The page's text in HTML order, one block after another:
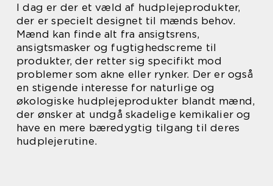
I dag er der et væld af hudplejeprodukter,
der er specielt designet til mænds behov.
Mænd kan finde alt fra ansigtsrens,
ansigtsmasker og fugtighedscreme til
produkter, der retter sig specifikt mod
problemer som akne eller rynker. Der er også
en stigende interesse for naturlige og
økologiske hudplejeprodukter blandt mænd,
der ønsker at undgå skadelige kemikalier og
have en mere bæredygtig tilgang til deres
hudplejerutine.